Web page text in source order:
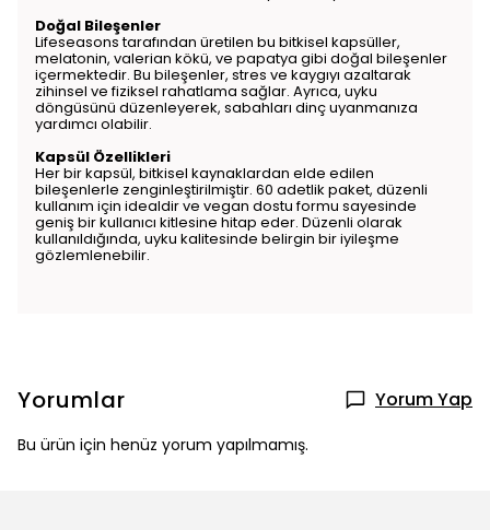
Doğal Bileşenler
Lifeseasons tarafından üretilen bu bitkisel kapsüller,
melatonin, valerian kökü, ve papatya gibi doğal bileşenler
içermektedir. Bu bileşenler, stres ve kaygıyı azaltarak
zihinsel ve fiziksel rahatlama sağlar. Ayrıca, uyku
döngüsünü düzenleyerek, sabahları dinç uyanmanıza
yardımcı olabilir.
Kapsül Özellikleri
Her bir kapsül, bitkisel kaynaklardan elde edilen
bileşenlerle zenginleştirilmiştir. 60 adetlik paket, düzenli
kullanım için idealdir ve vegan dostu formu sayesinde
geniş bir kullanıcı kitlesine hitap eder. Düzenli olarak
kullanıldığında, uyku kalitesinde belirgin bir iyileşme
gözlemlenebilir.
Yorumlar Yorum Yap
Bu ürün için henüz yorum yapılmamış.